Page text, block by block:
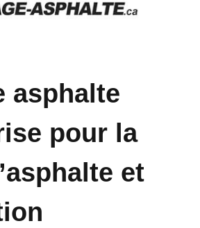
asphalte
pour la
et